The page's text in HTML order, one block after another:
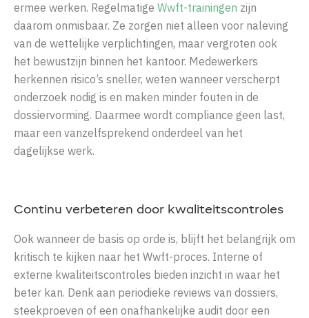
ermee werken. Regelmatige Wwft-trainingen zijn
daarom onmisbaar. Ze zorgen niet alleen voor naleving
van de wettelijke verplichtingen, maar vergroten ook
het bewustzijn binnen het kantoor. Medewerkers
herkennen risico’s sneller, weten wanneer verscherpt
onderzoek nodig is en maken minder fouten in de
dossiervorming. Daarmee wordt compliance geen last,
maar een vanzelfsprekend onderdeel van het
dagelijkse werk.
Continu verbeteren door kwaliteitscontroles
Ook wanneer de basis op orde is, blijft het belangrijk om
kritisch te kijken naar het Wwft-proces. Interne of
externe kwaliteitscontroles bieden inzicht in waar het
beter kan. Denk aan periodieke reviews van dossiers,
steekproeven of een onafhankelijke audit door een